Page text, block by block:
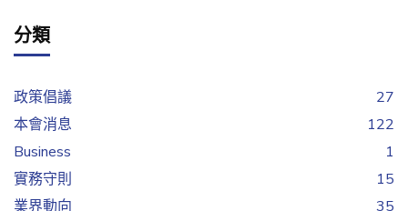
分類
政策倡議
27
本會消息
122
Business
1
實務守則
15
業界動向
35